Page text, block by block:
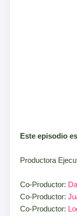
Este episodio
Productora
Co-Productor:
Co-Productor:
Co-Productor: